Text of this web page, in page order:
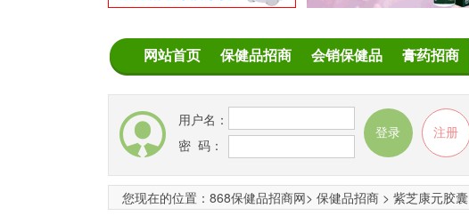
网站首页 保健品招商 会销保健品 膏药招商
用户名：
密 码：
您现在的位置： 868保健品招商网> 保健品招商 > 紫芝康元胶囊